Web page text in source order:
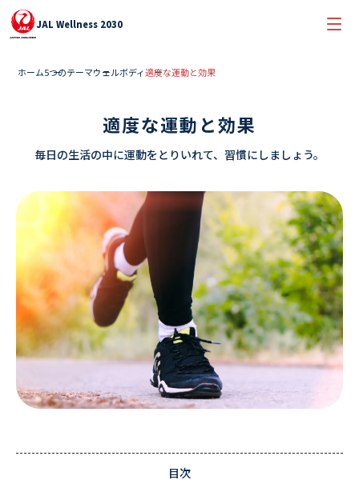
JAL Wellness 2030
ホーム5つのテーマウェルボディ適度な運動と効果
適度な運動と効果
毎日の生活の中に運動をとりいれて、習慣にしましょう。
目次